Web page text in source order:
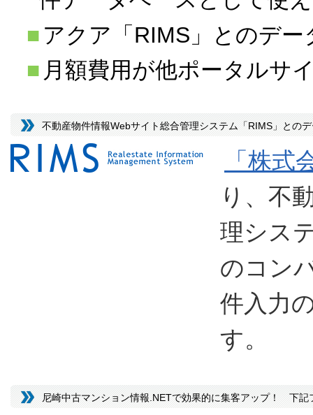
アクア「RIMS」とのデ
月額費用が他ポータルサ
不動産物件情報Webサイト総合管理システム「RIMS」との
「株式
り、不
理シス
のコン
件入力
す。
尼崎中古マンション情報.NETで効果的に集客アップ！ 下記